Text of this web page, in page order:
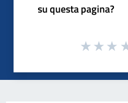
su questa pagina?